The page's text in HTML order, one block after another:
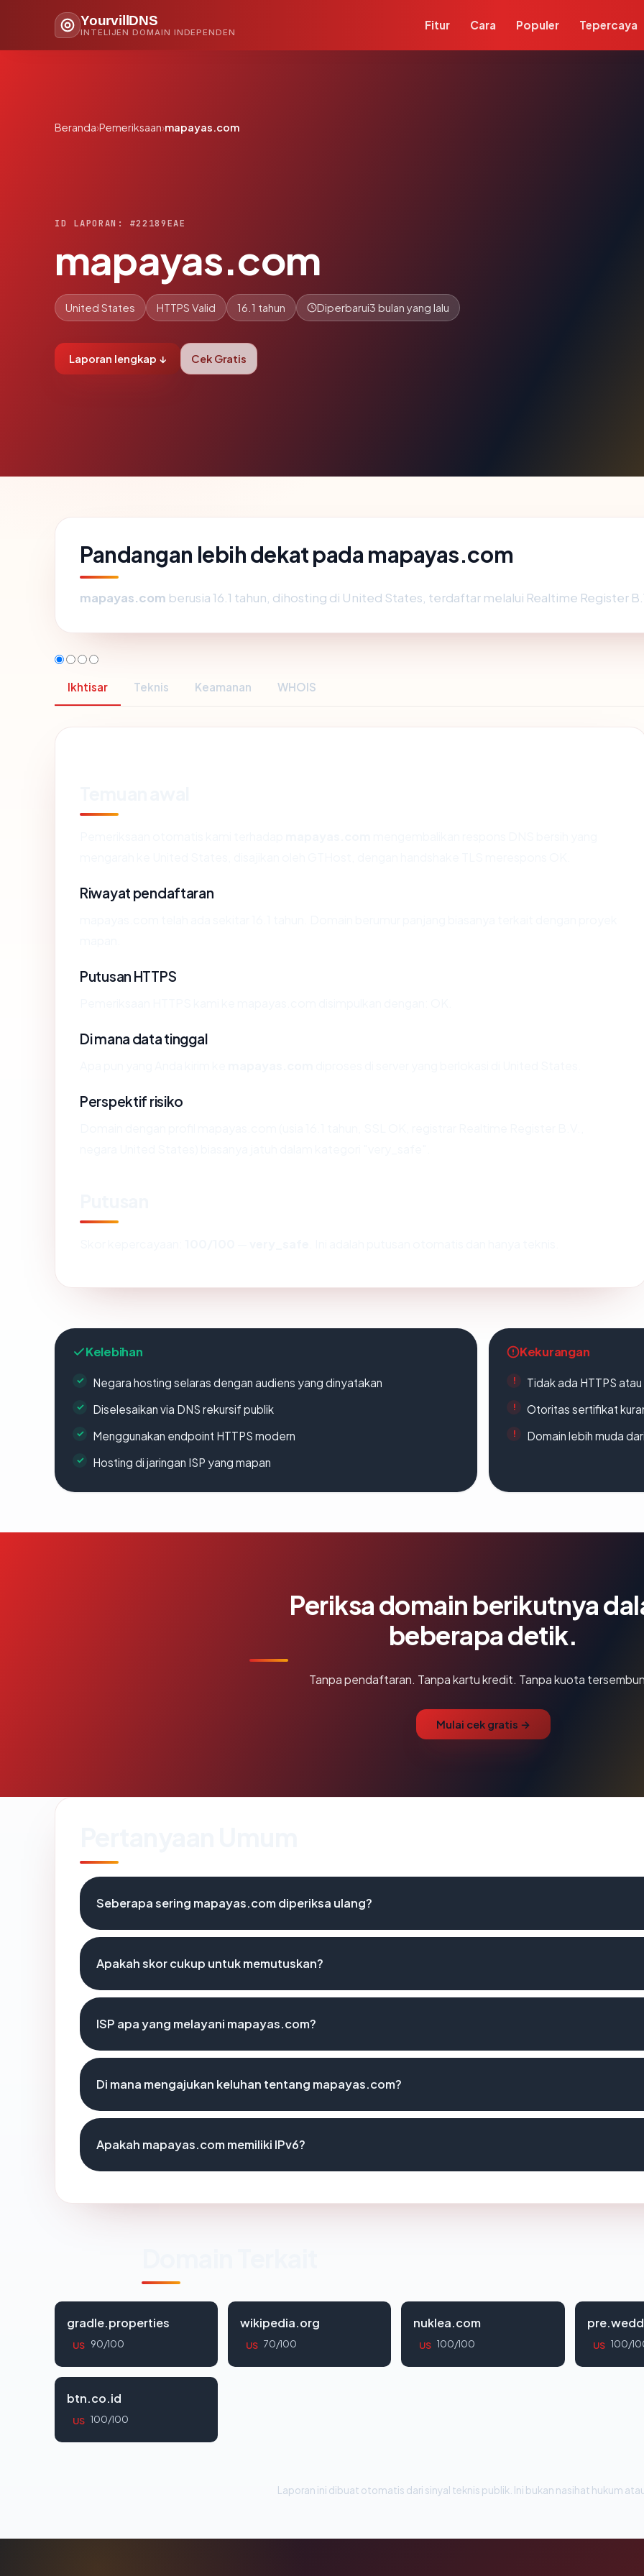
YourvillDNS
INTELIJEN DOMAIN INDEPENDEN
Fitur Cara Populer Tepercaya
Beranda›Pemeriksaan›mapayas.com
ID LAPORAN: #22189EAE
mapayas.com
United States HTTPS Valid 16.1 tahun Diperbarui3 bulan yang lalu
Laporan lengkap ↓ Cek Gratis
Pandangan lebih dekat pada mapayas.com
mapayas.com berusia 16.1 tahun, dihosting di United States, terdaftar melalui Realtime Register
Ikhtisar Teknis Keamanan WHOIS
Riwayat pendaftaran
Putusan HTTPS
Di mana data tinggal
Perspektif risiko
Kelebihan
Negara hosting selaras dengan audiens yang dinyatakan
Diselesaikan via DNS rekursif publik
Menggunakan endpoint HTTPS modern
Hosting di jaringan ISP yang mapan
Kekurangan
Tidak ada HTTPS
Otoritas sertifikat
Domain lebih muda
Periksa domain berikutnya
beberapa detik.
Tanpa pendaftaran. Tanpa kartu kredit. Tanpa kuota
Mulai cek gratis →
Seberapa sering mapayas.com diperiksa ulang?
Apakah skor cukup untuk memutuskan?
ISP apa yang melayani mapayas.com?
Di mana mengajukan keluhan tentang mapayas.com?
Apakah mapayas.com memiliki IPv6?
gradle.properties
US 90/100
wikipedia.org
US 70/100
nuklea.com
US 100/100 US 100/
btn.co.id
US 100/100
Laporan ini dibuat otomatis dari sinyal teknis publik. Ini bukan nasihat hukum